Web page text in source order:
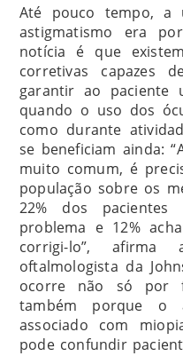
Até pouco tempo, a
astigmatismo era
notícia é que
corretivas capazes
garantir ao paciente
quando o uso dos
como durante
se beneficiam ainda:
muito comum, é
população sobre os
22% dos
problema e 12%
corrigi-lo”,
oftalmologista da
ocorre não só por
também porque o
associado com
pode confundir